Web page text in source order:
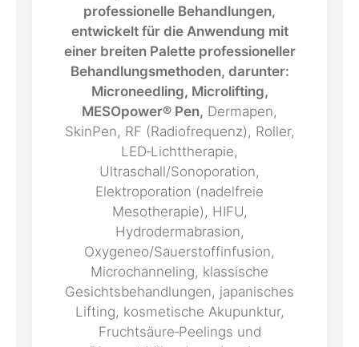
professionelle Behandlungen,
entwickelt für die Anwendung mit
einer breiten Palette professioneller
Behandlungsmethoden, darunter:
Microneedling, Microlifting,
MESOpower® Pen, Dermapen,
SkinPen, RF (Radiofrequenz), Roller,
LED‑Lichttherapie,
Ultraschall/Sonoporation,
Elektroporation (nadelfreie
Mesotherapie), HIFU,
Hydrodermabrasion,
Oxygeneo/Sauerstoffinfusion,
Microchanneling, klassische
Gesichtsbehandlungen, japanisches
Lifting, kosmetische Akupunktur,
Fruchtsäure‑Peelings und